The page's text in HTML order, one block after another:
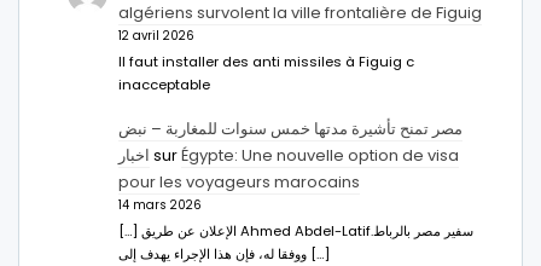
algériens survolent la ville frontalière de Figuig
12 avril 2026
Il faut installer des anti missiles à Figuig c
inacceptable
مصر تمنح تأشيرة مدتها خمس سنوات للمغاربة – نبض
اخبار surÉgypte: Une nouvelle option de visa
pour les voyageurs marocains
14 mars 2026
[…] الإعلان عن طريق Ahmed Abdel-Latifسفير مصر بالرباط.
ووفقا له، فإن هذا الإجراء يهدف إلى […]